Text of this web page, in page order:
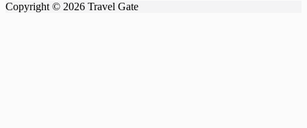
Copyright © 2026 Travel Gate